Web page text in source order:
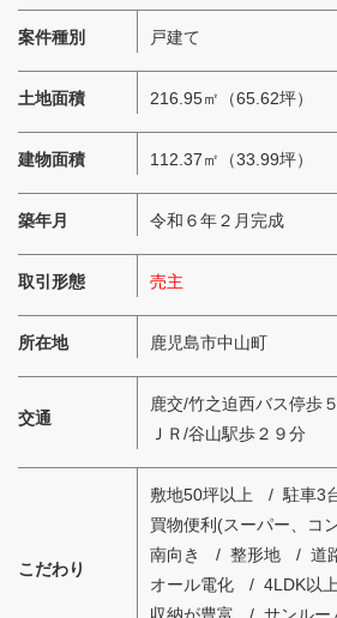
案件種別 戸建て
土地面積 216.95㎡（65.62坪）
建物面積 112.37㎡（33.99坪）
築年月 令和６年２月完成
取引形態 売主
所在地 鹿児島市中山町
交通
鹿交/竹之迫西バス停歩
ＪＲ/谷山駅歩２９分
こだわり
敷地50坪以上
駐車3
買物便利(スーパー、コ
南向き
整形地
道
オール電化
4LDK以上